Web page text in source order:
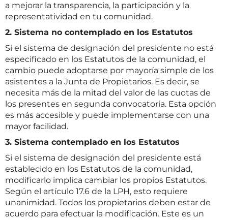
a mejorar la transparencia, la participación y la
representatividad en tu comunidad.
2. Sistema no contemplado en los Estatutos
Si el sistema de designación del presidente no está
especificado en los Estatutos de la comunidad, el
cambio puede adoptarse por mayoría simple de los
asistentes a la Junta de Propietarios. Es decir, se
necesita más de la mitad del valor de las cuotas de
los presentes en segunda convocatoria. Esta opción
es más accesible y puede implementarse con una
mayor facilidad.
3. Sistema contemplado en los Estatutos
Si el sistema de designación del presidente está
establecido en los Estatutos de la comunidad,
modificarlo implica cambiar los propios Estatutos.
Según el artículo 17.6 de la LPH, esto requiere
unanimidad. Todos los propietarios deben estar de
acuerdo para efectuar la modificación. Este es un